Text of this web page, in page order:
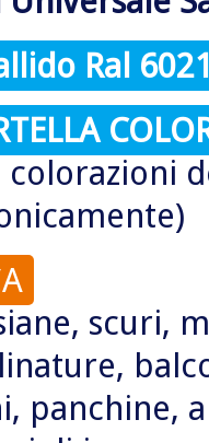
Ral
scuri,
panchine,